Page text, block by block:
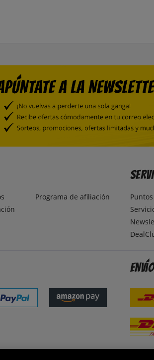
Programa de afiliación
Envío